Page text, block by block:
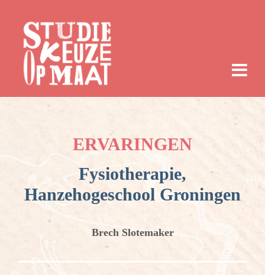
ERVARINGEN
Fysiotherapie,
Hanzehogeschool Groningen
Brech Slotemaker